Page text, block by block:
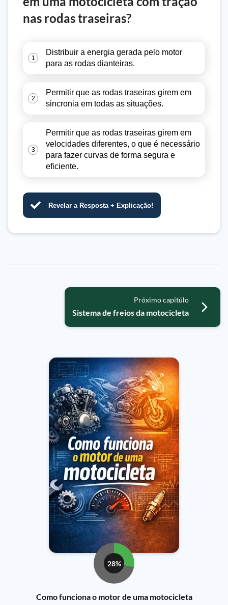
nas rodas traseiras?
1
Distribuir a energia gerada pelo motor
para as rodas dianteiras.
2
Permitir que as rodas traseiras girem em
sincronia em todas as situações.
3
Permitir que as rodas traseiras girem em
velocidades diferentes, o que é necessário
para fazer curvas de forma segura e
eficiente.
Revelar a Resposta + Explicação!
Próximo capitúlo
Sistema de freios da motocicleta
28%
Como funciona o motor de uma motocicleta